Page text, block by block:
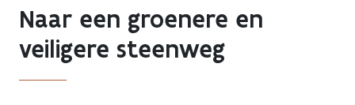
Naar een groenere en
veiligere steenweg